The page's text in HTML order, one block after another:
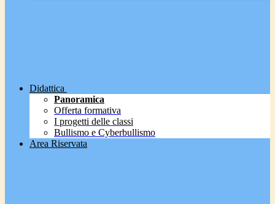
Didattica
Panoramica
Offerta formativa
I progetti delle classi
Bullismo e Cyberbullismo
Area Riservata